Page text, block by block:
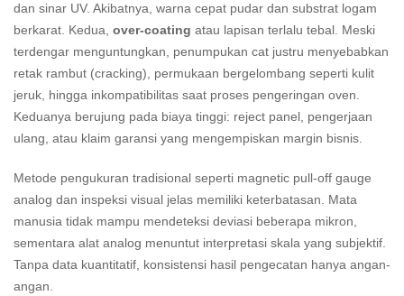
dan sinar UV. Akibatnya, warna cepat pudar dan substrat logam
berkarat. Kedua, over-coating atau lapisan terlalu tebal. Meski
terdengar menguntungkan, penumpukan cat justru menyebabkan
retak rambut (cracking), permukaan bergelombang seperti kulit
jeruk, hingga inkompatibilitas saat proses pengeringan oven.
Keduanya berujung pada biaya tinggi: reject panel, pengerjaan
ulang, atau klaim garansi yang mengempiskan margin bisnis.
Metode pengukuran tradisional seperti magnetic pull-off gauge
analog dan inspeksi visual jelas memiliki keterbatasan. Mata
manusia tidak mampu mendeteksi deviasi beberapa mikron,
sementara alat analog menuntut interpretasi skala yang subjektif.
Tanpa data kuantitatif, konsistensi hasil pengecatan hanya angan-
angan.